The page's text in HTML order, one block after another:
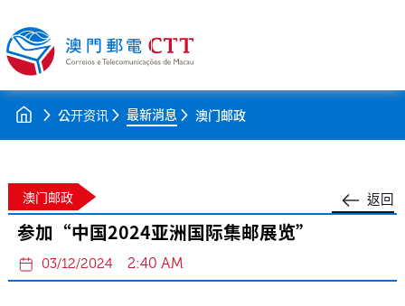
公开资讯 最新消息 澳门邮政
返回
澳门邮政
参加“中国2024亚洲国际集邮展览”
03/12/2024 2:40 AM